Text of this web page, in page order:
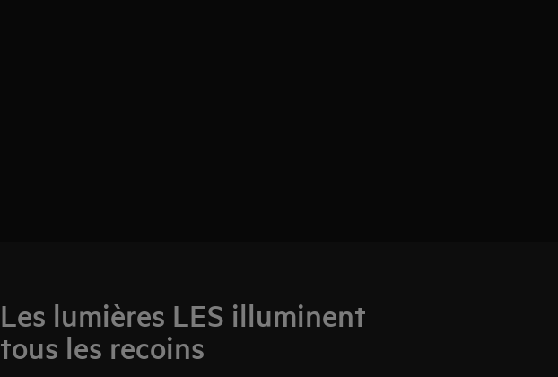
Les lumières LES illuminent
tous les recoins